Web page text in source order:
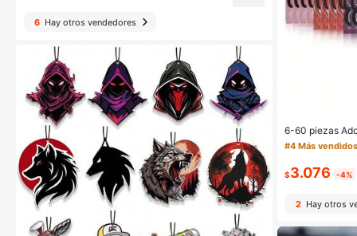
6 Hay otros vendedores
6-60 piezas
ico natural para
el interior del
#4 Más vendidos
$3.076 -4%
2Hay otros